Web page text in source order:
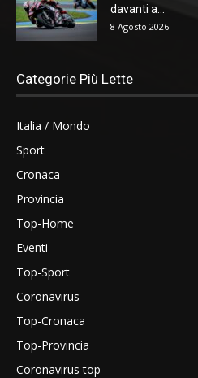
davanti a...
8 Agosto 2026
Categorie Più Lette
Italia / Mondo
Sport
Cronaca
Provincia
Top-Home
Eventi
Top-Sport
Coronavirus
Top-Cronaca
Top-Provincia
Coronavirus top